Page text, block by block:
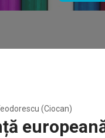
(Ciocan)